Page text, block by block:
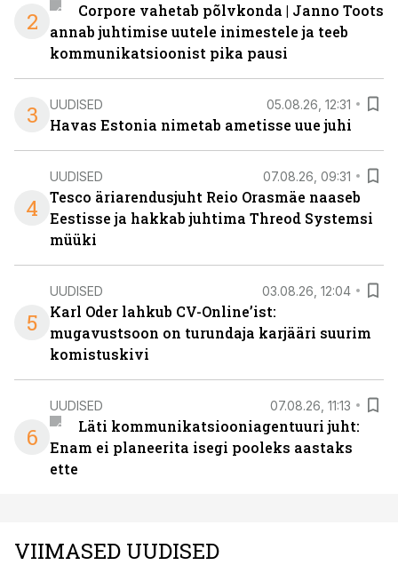
2
Corpore vahetab põlvkonda | Janno Toots
annab juhtimise uutele inimestele ja teeb
kommunikatsioonist pika pausi
3 UUDISED 05.08.26, 12:31
Havas Estonia nimetab ametisse uue juhi
4
UUDISED 07.08.26, 09:31
Tesco äriarendusjuht Reio Orasmäe naaseb
Eestisse ja hakkab juhtima Threod Systemsi
müüki
5
UUDISED 03.08.26, 12:04
Karl Oder lahkub CV-Online’ist:
mugavustsoon on turundaja karjääri suurim
komistuskivi
6
UUDISED 07.08.26, 11:13
Läti kommunikatsiooniagentuuri juht:
Enam ei planeerita isegi pooleks aastaks
ette
VIIMASED UUDISED